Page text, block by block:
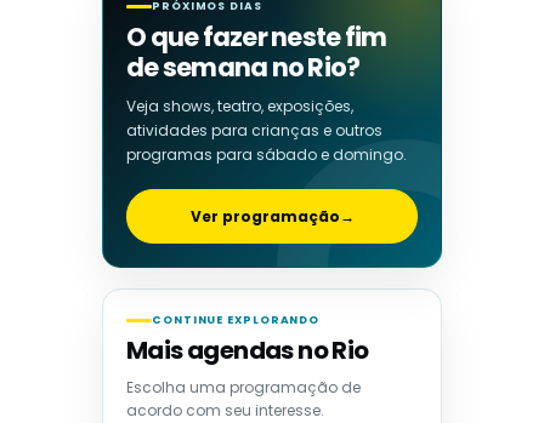
PRÓXIMOS DIAS
O que fazer neste fim
de semana no Rio?
Veja shows, teatro, exposições,
atividades para crianças e outros
programas para sábado e domingo.
Ver programação→
CONTINUE EXPLORANDO
Mais agendas no Rio
Escolha uma programação de
acordo com seu interesse.